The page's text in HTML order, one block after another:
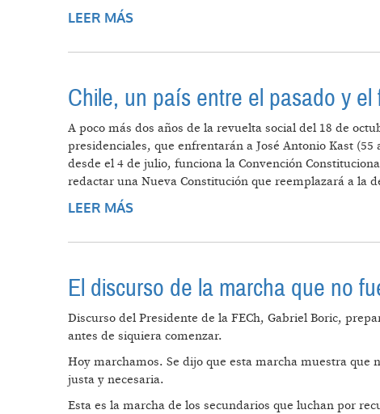
LEER MÁS
Chile, un país entre el pasado y el
A poco más dos años de la revuelta social del 18 de
presidenciales, que enfrentarán a José Antonio Kast
desde el 4 de julio, funciona la Convención
redactar una Nueva Constitución que reemplazará a la
LEER MÁS
El discurso de la marcha que no
Discurso del Presidente de la FECh, Gabriel Boric,
antes de siquiera comenzar.
Hoy marchamos. Se dijo que esta marcha muestra
justa y necesaria.
Esta es la marcha de los secundarios que luchan por